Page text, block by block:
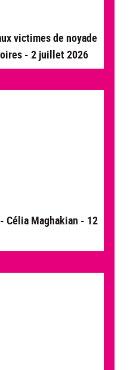
victimes de noyade
- 2 juillet 2026
Célia Maghakian - 12